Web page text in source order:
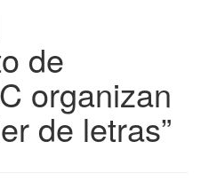
de
organizan
de letras”